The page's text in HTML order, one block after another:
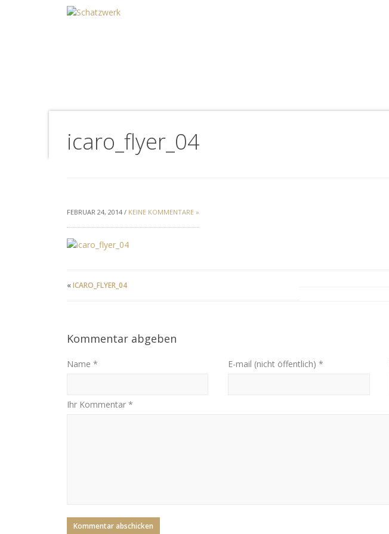
icaro_flyer_04
FEBRUAR 24, 2014 / KEINE KOMMENTARE »
«ICARO_FLYER_04
Kommentar abgeben
Name * E-mail (nicht öffentlich) *
Ihr Kommentar *